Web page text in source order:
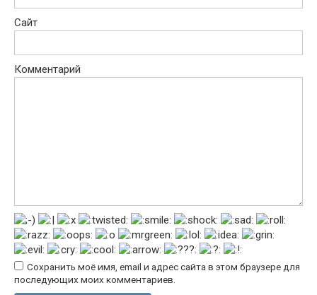
Сайт
Комментарий
Сохранить моё имя, email и адрес сайта в этом браузере для
последующих моих комментариев.